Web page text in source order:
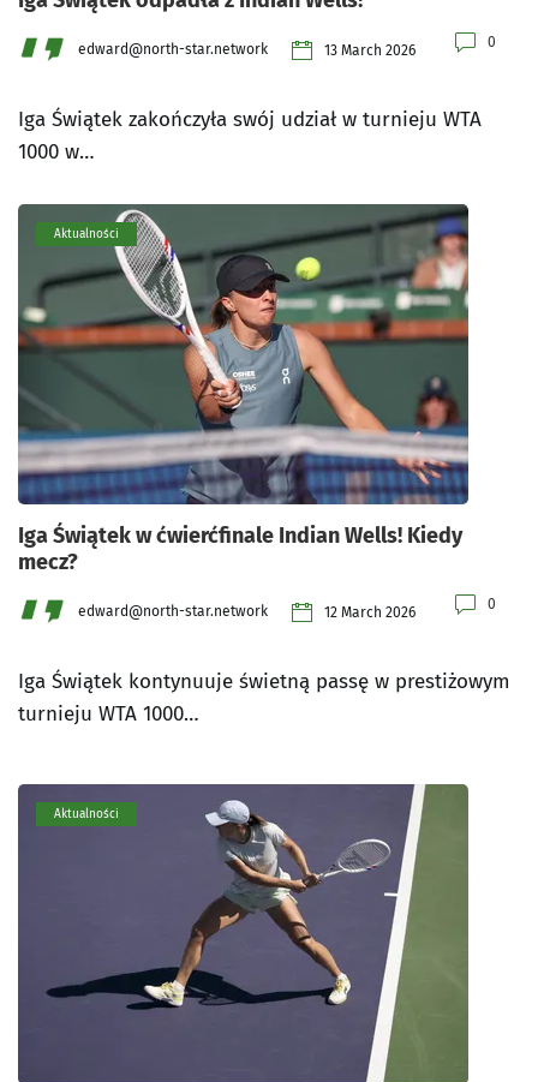
edward@north-star.network 13 March 2026 0
Iga Świątek zakończyła swój udział w turnieju WTA
1000 w…
Aktualności
Iga Świątek w ćwierćfinale Indian Wells! Kiedy
mecz?
edward@north-star.network 12 March 2026 0
Iga Świątek kontynuuje świetną passę w prestiżowym
turnieju WTA 1000…
Aktualności